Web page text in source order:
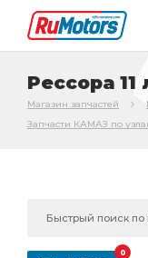
Рессора 11
Магазин запчастей
Запчасти КАМАЗ по
0